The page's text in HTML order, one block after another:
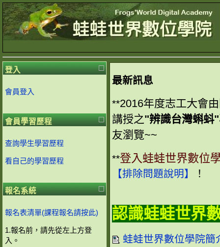
登入
會員登入
會員學習歷程
查詢學生學習歷程
看自己的學習歷程
報名系統
報名表清單(課程報名請按此)
1.報名前，請先從左上方登
入。
最新訊息
**2016年度志工大會
講授之"辨識台灣蝌蚪
友瀏覽~~
**登入蛙蛙世界數位
【排除問題說明】 ！
認識蛙蛙世界
蛙蛙世界數位學院簡